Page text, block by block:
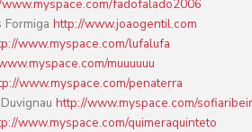
www.myspace.com/fadofalado2006
Formiga http://www.joaogentil.com
www.myspace.com/lufalufa
muuuuuu
www.myspace.com/penaterra
http://www.myspace.com/
www.myspace.com/quimeraquinteto